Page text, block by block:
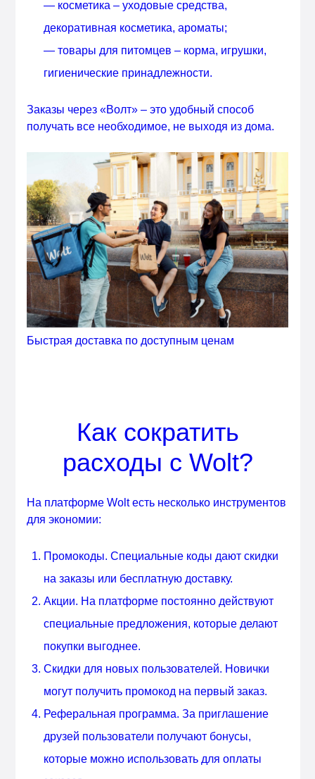
— косметика – уходовые средства,
декоративная косметика, ароматы;
— товары для питомцев – корма, игрушки,
гигиенические принадлежности.
Заказы через «Волт» – это удобный способ
получать все необходимое, не выходя из дома.
Быстрая доставка по доступным ценам
Как сократить
расходы с Wolt?
На платформе Wolt есть несколько инструментов
для экономии:
Промокоды. Специальные коды дают скидки
на заказы или бесплатную доставку.
Акции. На платформе постоянно действуют
специальные предложения, которые делают
покупки выгоднее.
Скидки для новых пользователей. Новички
могут получить промокод на первый заказ.
Реферальная программа. За приглашение
друзей пользователи получают бонусы,
которые можно использовать для оплаты